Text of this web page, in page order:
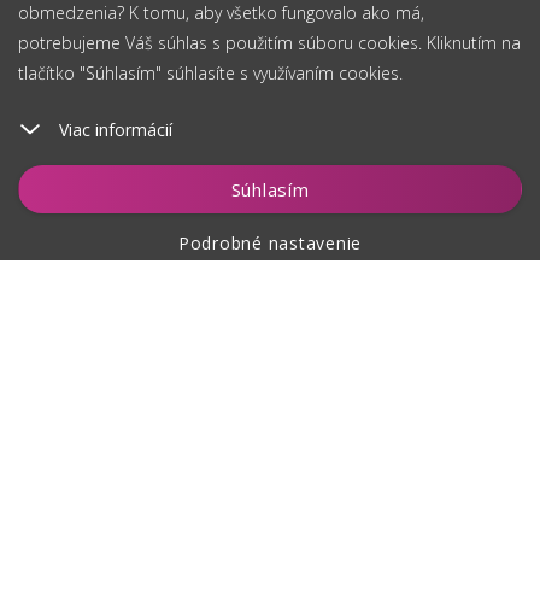
obmedzenia? K tomu, aby všetko fungovalo ako má,
potrebujeme Váš súhlas s použitím súboru cookies. Kliknutím na
tlačítko "Súhlasím" súhlasíte s využívaním cookies.
Viac informácií
Súhlasím
Podrobné nastavenie